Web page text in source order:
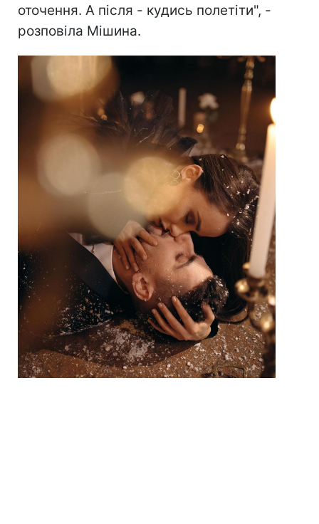
оточення. А після - кудись полетіти", -
розповіла Мішина.